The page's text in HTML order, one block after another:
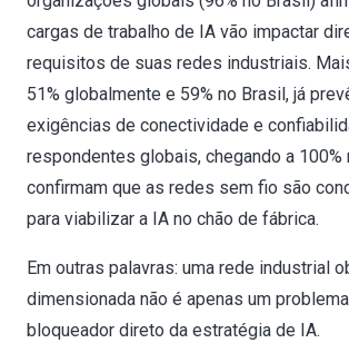
cargas de trabalho de IA vão impactar
requisitos de suas redes industriais.
51% globalmente e 59% no Brasil, já
exigências de conectividade e
respondentes globais, chegando a 100%
confirmam que as redes sem fio são
para viabilizar a IA no chão de fábrica.
Em outras palavras: uma rede industrial
dimensionada não é apenas um
bloqueador direto da estratégia de IA.